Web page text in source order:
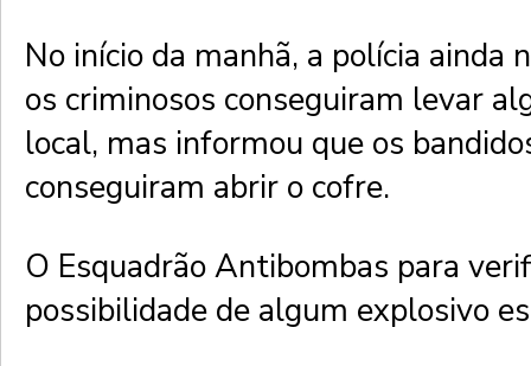
No início da manhã, a polícia ainda
os criminosos conseguiram levar
local, mas informou que os
conseguiram abrir o cofre.
O Esquadrão Antibombas para
possibilidade de algum explosivo